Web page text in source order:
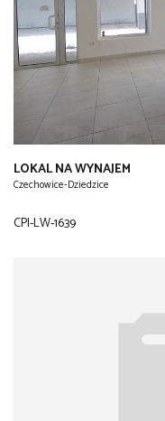
LOKAL NA WYNAJEM
Czechowice-Dziedzice
CPI-LW-1639